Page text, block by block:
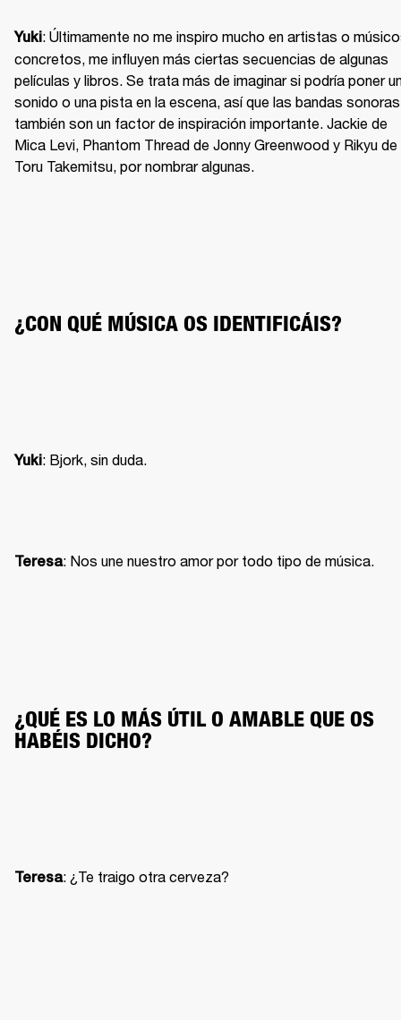
Yuki: Últimamente no me inspiro mucho en artistas o
concretos, me influyen más ciertas secuencias de algunas
películas y libros. Se trata más de imaginar si podría poner
sonido o una pista en la escena, así que las bandas sonoras
también son un factor de inspiración importante. Jackie de
Mica Levi, Phantom Thread de Jonny Greenwood y Rikyu de
Toru Takemitsu, por nombrar algunas.
¿CON QUÉ MÚSICA OS IDENTIFICÁIS?
Yuki: Bjork, sin duda.
Teresa: Nos une nuestro amor por todo tipo de música.
¿QUÉ ES LO MÁS ÚTIL O AMABLE QUE OS
HABÉIS DICHO?
Teresa: ¿Te traigo otra cerveza?